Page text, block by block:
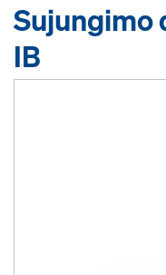
Sujungimo
IB